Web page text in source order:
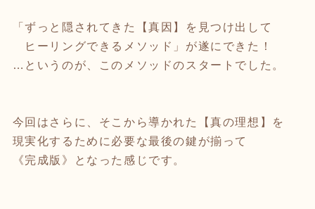
「ずっと隠されてきた【真因】を見つけ出して
ヒーリングできるメソッド」が遂にできた！
…というのが、このメソッドのスタートでした。
今回はさらに、そこから導かれた【真の理想】を
現実化するために必要な最後の鍵が揃って
《完成版》となった感じです。